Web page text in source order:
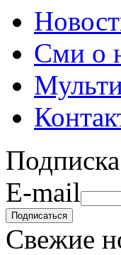
Сми о
E-mail
Свежие